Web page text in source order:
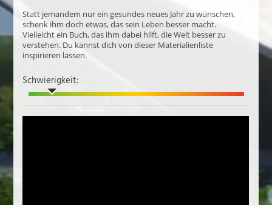
Statt jemandem nur ein gesundes neues Jahr zu wünschen,
schenk ihm doch etwas, das sein Leben besser macht.
Vielleicht ein Buch, das ihm dabei hilft, die Welt besser zu
verstehen. Du kannst dich von dieser Materialienliste
inspirieren lassen.
Schwierigkeit: